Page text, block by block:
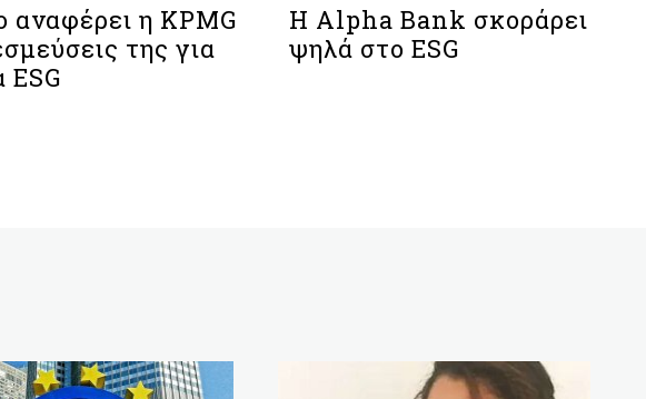
αναφέρει η KPMG
της για
ESG
Η Alpha Bank σκοράρει
ψηλά στο ESG